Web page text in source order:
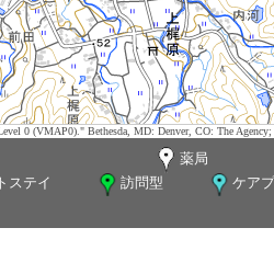
0 (VMAP0)." Bethesda, MD: Denver, CO: The
薬局
ステイ 訪問型
ケア